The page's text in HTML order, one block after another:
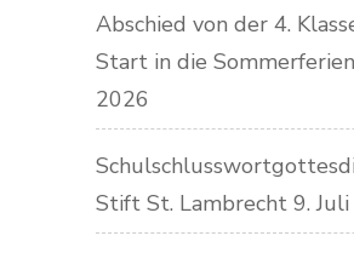
Abschied von der 4.
Start in die Sommerferien
2026
Stift St. Lambrecht 9.